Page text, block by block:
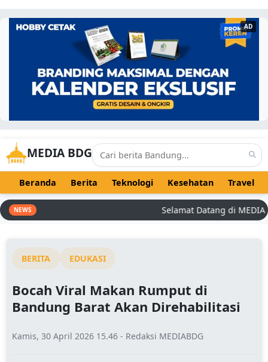
AD
MEDIA BDG
Beranda Berita Teknologi Kesehatan Travel
NEWS Selamat Datang di MEDIA
BERITA EDUKASI
Bocah Viral Makan Rumput di
Bandung Barat Akan Direhabilitasi
Kamis, 30 April 2026 15.46 - Redaksi MEDIABDG